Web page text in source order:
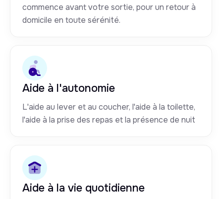
commence avant votre sortie, pour un retour à
domicile en toute sérénité.
Aide à l'autonomie
L'aide au lever et au coucher, l'aide à la toilette,
l'aide à la prise des repas et la présence de nuit
Aide à la vie quotidienne